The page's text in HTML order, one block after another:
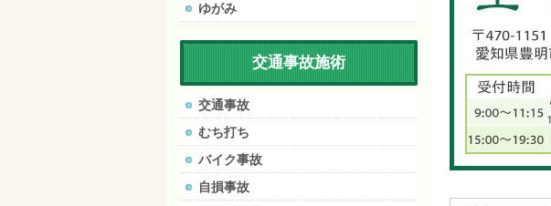
ゆがみ
交通事故施術
交通事故
むち打ち
バイク事故
自損事故